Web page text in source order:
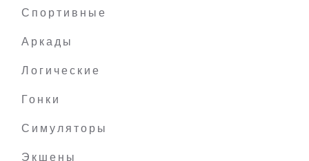
Спортивные
Аркады
Логические
Гонки
Симуляторы
Экшены